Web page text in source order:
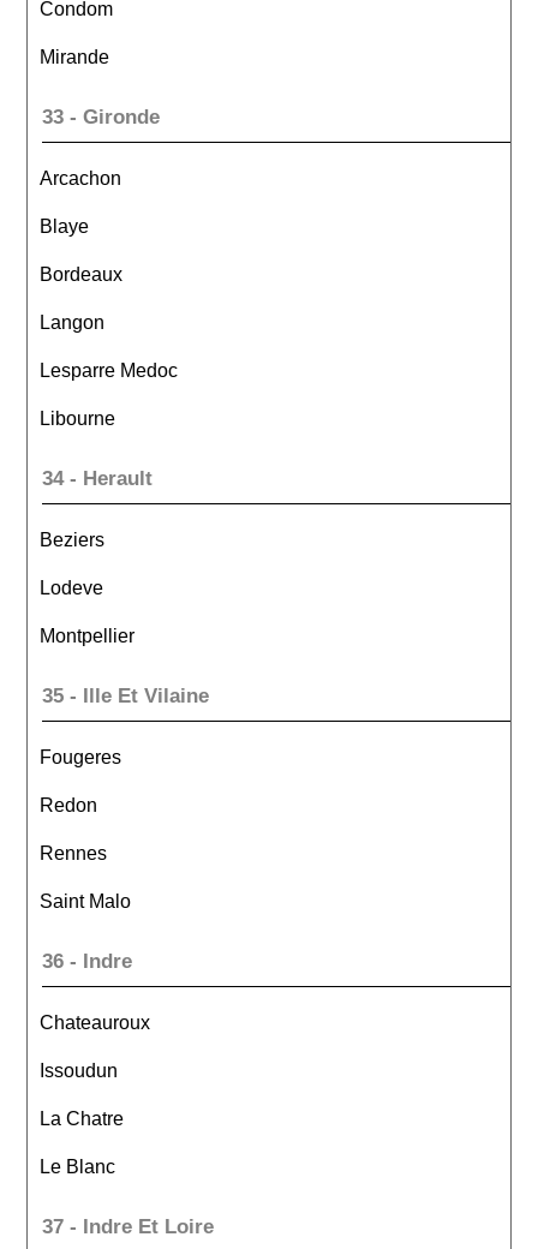
Condom
Mirande
33 - Gironde
Arcachon
Blaye
Bordeaux
Langon
Lesparre Medoc
Libourne
34 - Herault
Beziers
Lodeve
Montpellier
35 - Ille Et Vilaine
Fougeres
Redon
Rennes
Saint Malo
36 - Indre
Chateauroux
Issoudun
La Chatre
Le Blanc
37 - Indre Et Loire